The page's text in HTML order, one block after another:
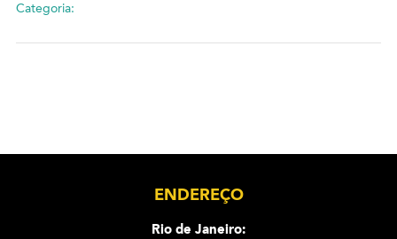
Categoria:
ENDEREÇO
Rio de Janeiro: